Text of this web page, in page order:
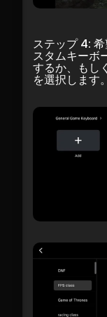
ステップ 4:
スタムキーボ
するか、もし
を選択します。